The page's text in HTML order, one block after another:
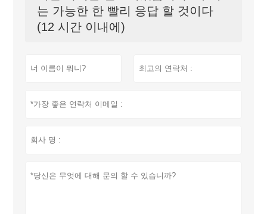
는 가능한 한 빨리 응답 할 것이다
(12 시간 이내에)